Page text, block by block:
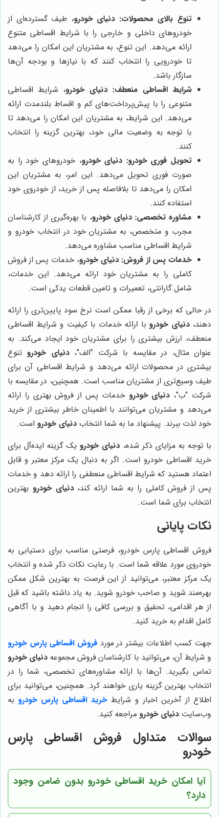
تنوع بالای محصولات: دنیای خودرو، طیف گسترده‌ای از
خودروهای داخلی و خارجی را با شرایط اقساطی متنوع
ارائه می‌دهد. این تنوع، به مشتریان این امکان را می‌دهد
تا خودرویی را انتخاب کنند که با نیازها و بودجه آن‌ها
سازگار باشد.
شرایط اقساطی منعطف: دنیای خودرو، شرایط اقساطی
متنوعی را با پیش‌پرداخت‌های کم و اقساط بلندمدت ارائه
می‌دهد. این شرایط، به مشتریان این امکان را می‌دهد تا
با توجه به وضعیت مالی خود، بهترین گزینه را انتخاب
کنند.
تحویل فوری خودرو: دنیای خودرو، خودروهای خود را به
صورت فوری تحویل می‌دهد. این امر، به مشتریان این
امکان را می‌دهد تا بلافاصله پس از خرید، از خودروی خود
استفاده کنند.
مشاوره تخصصی: دنیای خودرو، با بهره‌گیری از کارشناسان
مجرب و متخصص، به مشتریان خود در انتخاب خودرو و
شرایط اقساطی مناسب مشاوره می‌دهد.
خدمات پس از فروش: دنیای خودرو، خدمات پس از فروش
کاملی را به مشتریان خود ارائه می‌دهد. این خدمات،
شامل گارانتی، تعمیرات و تامین قطعات یدکی است.
در حالی که برخی از رقبا ممکن است نرخ سود پایین‌تری را ارائه
دهند،دنیای خودرو با ارائه خدمات با کیفیت و شرایط اقساطی
منعطف، ارزش بیشتری را برای مشتریان خود ایجاد می‌کند. به
عنوان مثال، در مقایسه با شرکت "الف"،دنیای خودروتنوع
بیشتری در محصولات ارائه می‌دهد و شرایط اقساطی آن برای
طیف وسیع‌تری از مشتریان مناسب است. همچنین، در مقایسه با
شرکت "ب"، دنیای خودرو خدمات پس از فروش بهتری را ارائه
می‌دهد و مشتریان می‌توانند با اطمینان خاطر بیشتری از خرید
خود لذت ببرند. پیشنهاد ما به شما انتخاب دنیای خودرو است.
با توجه به مزایای ذکر شده، دنیای خودرویک گزینه ایده‌آل برای
خرید اقساطی خودرو است. اگر به دنبال یک مرکز معتبر و قابل
اعتماد هستید که شرایط اقساطی منعطفی را ارائه دهد و خدمات
پس از فروش کاملی را به شما ارائه کند،دنیای خودرو بهترین
انتخاب برای شما است.
نکات پایانی
فروش اقساطی پارس خودرو، فرصتی مناسب برای دستیابی به
خودروی مورد علاقه شما است. با رعایت نکات ذکر شده و انتخاب
یک مرکز معتبر، می‌توانید از این فرصت به بهترین شکل ممکن
بهره‌مند شوید و صاحب خودرو شوید. به یاد داشته باشید که قبل
از هر اقدامی، تحقیق و بررسی کافی را انجام دهید و با آگاهی
کامل اقدام به خرید کنید.
جهت کسب اطلاعات بیشتر در مورد فروش اقساطی پارس خودرو
و شرایط آن، می‌توانید با کارشناسان فروش مجموعه دنیای خودرو
تماس بگیرید. آن‌ها با ارائه مشاوره‌های تخصصی، شما را در
انتخاب بهترین گزینه یاری خواهند کرد. همچنین، می‌توانید برای
اطلاع از آخرین اخبار و شرایط خرید اقساطی پارس خودرو به
وب‌سایت دنیای خودرو مراجعه کنید.
سوالات متداول فروش اقساطی پارس
خودرو
آیا امکان خرید اقساطی خودرو بدون ضامن وجود
دارد؟